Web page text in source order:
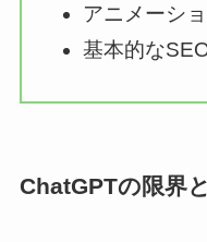
アニメーシ
基本的な
ChatGPTの限界